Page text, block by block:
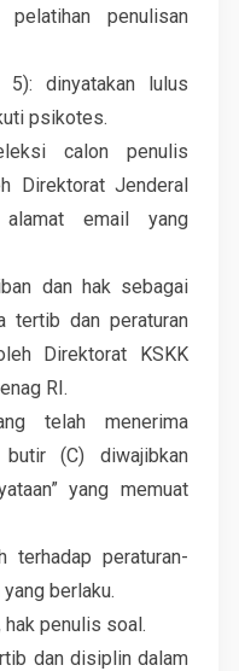
penulisan
dinyatakan lulus
psikotes.
calon penulis
Direktorat Jenderal
email yang
dan hak sebagai
tertib dan peraturan
Direktorat KSKK
RI.
telah menerima
(C) diwajibkan
yang memuat
terhadap peraturan-
berlaku.
hak penulis soal.
dan disiplin dalam